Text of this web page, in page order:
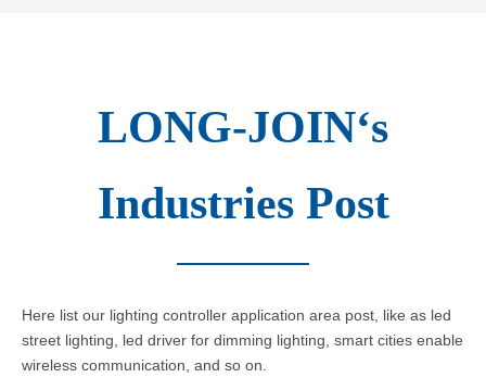
LONG-JOIN‘s
Industries Post
Here list our lighting controller application area post, like as led
street lighting, led driver for dimming lighting, smart cities enable
wireless communication, and so on.